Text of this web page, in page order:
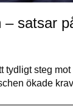
satsar
tydligt steg
ökade